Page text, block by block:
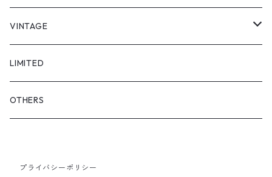
"asobi"
1+O
FULL DIVE
iCONOLOGY
VINTAGE
TOPS
OUTER
SHOES & ACCESSORY
LIMITED
OTHERS
プライバシーポリシー